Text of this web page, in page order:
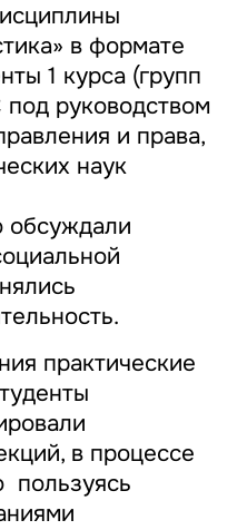
в формате
1 курса (групп
руководством
и права,
наук
обсуждали
практические
в процессе
пользуясь